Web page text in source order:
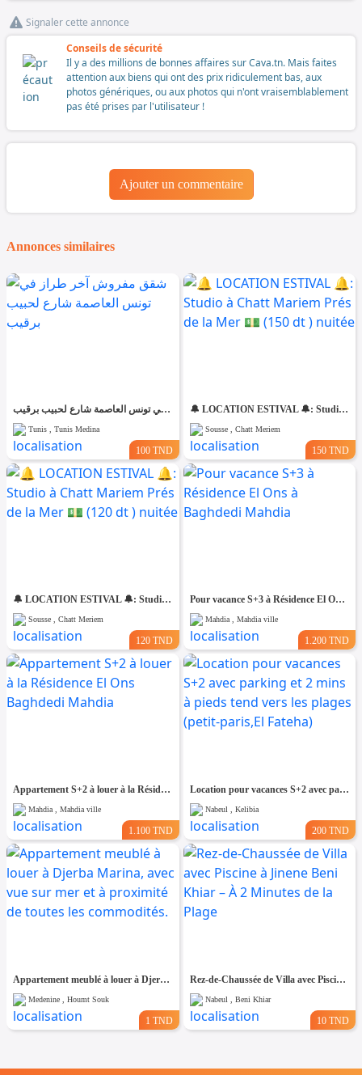
Signaler cette annonce
Conseils de sécurité
Il y a des millions de bonnes affaires sur Cava.tn. Mais faites
attention aux biens qui ont des prix ridiculement bas, aux
photos génériques, ou aux photos qui n'ont vraisemblablement
pas été prises par l'utilisateur !
Ajouter un commentaire
Annonces similaires
شقق مفروش آخر طراز في تونس العاصمة شارع لحبيب برقيب
Tunis , Tunis Medina
100 TND
🔔 LOCATION ESTIVAL 🔔: Studio à Chatt Mariem Prés de la Mer 💵 (150 dt ) nuitée
Sousse , Chatt Meriem
150 TND
🔔 LOCATION ESTIVAL 🔔: Studio à Chatt Mariem Prés de la Mer 💵 (120 dt ) nuitée
Sousse , Chatt Meriem
120 TND
Pour vacance S+3 à Résidence El Ons à Baghdedi Mahdia
Mahdia , Mahdia ville
1.200 TND
Appartement S+2 à louer à la Résidence El Ons Baghdedi Mahdia
Mahdia , Mahdia ville
1.100 TND
Location pour vacances S+2 avec parking et 2 mins à pieds tend vers les plages (petit-paris,El Fateha)
Nabeul , Kelibia
200 TND
Appartement meublé à louer à Djerba Marina, avec vue sur mer et à proximité de toutes les commodités.
Medenine , Houmt Souk
1 TND
Rez-de-Chaussée de Villa avec Piscine à Jinene Beni Khiar – À 2 Minutes de la Plage
Nabeul , Beni Khiar
10 TND